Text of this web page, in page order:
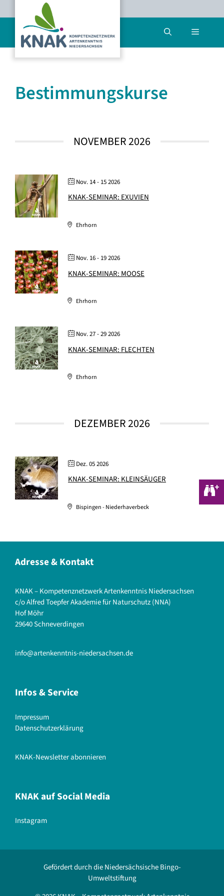
Inhalt
springen
Menü
Bestimmungskurse
NOVEMBER 2026
Nov. 14 - 15 2026
KNAK-SEMINAR: EXUVIEN
Ehrhorn
Nov. 16 - 19 2026
KNAK-SEMINAR: MOOSE
Ehrhorn
Nov. 27 - 29 2026
KNAK-SEMINAR: FLECHTEN
Ehrhorn
DEZEMBER 2026
Dez. 05 2026
KNAK-SEMINAR: KLEINSÄUGER
Bispingen - Niederhaverbeck
Adresse & Kontakt
KNAK – Kompetenznetzwerk Artenkenntnis Niedersachsen
c/o Alfred Toepfer Akademie für Naturschutz (NNA)
Hof Möhr
29640 Schneverdingen
info@artenkenntnis-niedersachsen.de
Infos & Service
Impressum
Datenschutzerklärung
KNAK-Newsletter abonnieren
KNAK auf Social Media
Instagram
Gefördert durch die Niedersächsische Bingo-
Umweltstiftung